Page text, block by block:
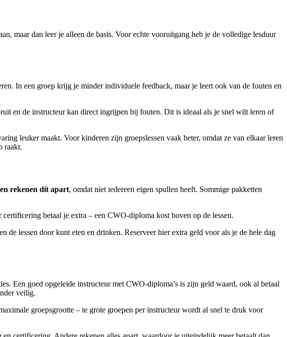
maar dan leer je alleen de basis. Voor echte vooruitgang heb je de volledige lesduur
In een groep krijg je minder individuele feedback, maar je leert ook van de fouten en
en de instructeur kan direct ingrijpen bij fouten. Dit is ideaal als je snel wilt leren of
leuker maakt. Voor kinderen zijn groepslessen vaak beter, omdat ze van elkaar leren
raakt.
rekenen dit apart, omdat niet iedereen eigen spullen heeft. Sommige pakketten
betaal je extra – een CWO-diploma kost boven op de lessen.
de lessen door kunt eten en drinken. Reserveer hier extra geld voor als je de hele dag
Een goed opgeleide instructeur met CWO-diploma’s is zijn geld waard, ook al betaal
veilig.
groepsgrootte – te grote groepen per instructeur wordt al snel te druk voor